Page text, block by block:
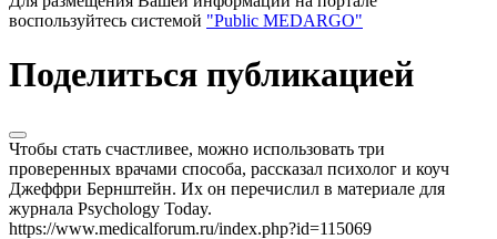
воспользуйтесь системой "Public MEDARGO"
Поделиться публикацией
Чтобы стать счастливее, можно использовать три
проверенных врачами способа, рассказал психолог и коуч
Джеффри Бернштейн. Их он перечислил в материале для
журнала Psychology Today.
https://www.medicalforum.ru/index.php?id=115069